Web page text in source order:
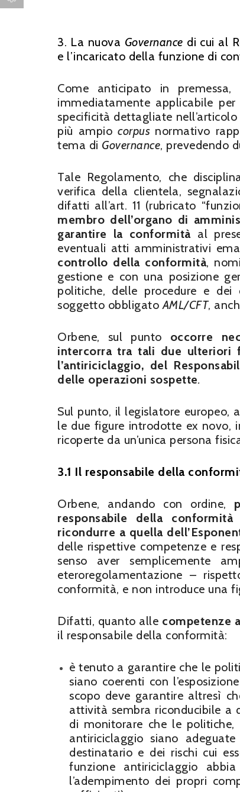
3. La nuova Governance di cui al
e l’incaricato della funzione di
Come anticipato in
immediatamente applicabile
specificità dettagliate
più ampiocorpus normativo
tema di Governance, prevedendo
Tale Regolamento, che
verifica della clientela,
difatti all’art. 11 (rubricato
membro dell’organo di
garantire la conformitàal
eventuali atti amministrativi
controllo della conformità,
gestione e con una posizione
politiche, delle procedure e
soggetto obbligatoAML/CFT,
Orbene, sul punto occorre
intercorra tra tali due ulteriori
l’antiriciclaggio, del
delle operazioni sospette.
Sul punto, il legislatore europeo,
le due figure introdotte ex novo,
ricoperte da un’unica persona
3.1 Il responsabile della
Orbene, andando con ordine,
responsabile della
ricondurre a quella
delle rispettive competenze e
senso aver semplicemente
eteroregolamentazione –
conformità, e non introduce una
Difatti, quanto alle competenze
il responsabile della conformità:
è tenuto a garantire che le
siano coerenti con
scopo deve garantire altresì
attività sembra riconducibile a
di monitorare che le
antiriciclaggio siano
destinatario e dei rischi cui
funzione antiriciclaggio
l’adempimento dei propri